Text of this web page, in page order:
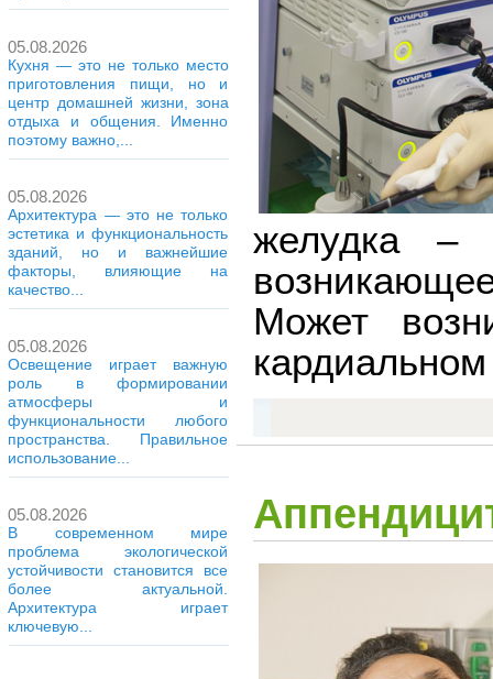
05.08.2026
Кухня — это не только место
приготовления пищи, но и
центр домашней жизни, зона
отдыха и общения. Именно
поэтому важно,...
05.08.2026
Архитектура — это не только
эстетика и функциональность
зданий, но и важнейшие
факторы, влияющие на
качество...
05.08.2026
Освещение играет важную
роль в формировании
атмосферы и
функциональности любого
пространства. Правильное
использование...
05.08.2026
В современном мире
проблема экологической
устойчивости становится все
более актуальной.
Архитектура играет
ключевую...
желудка –
Может